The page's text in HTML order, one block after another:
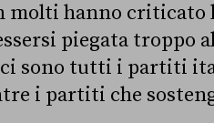
molti hanno criticato
piegata
ci sono tutti i partiti
i partiti che